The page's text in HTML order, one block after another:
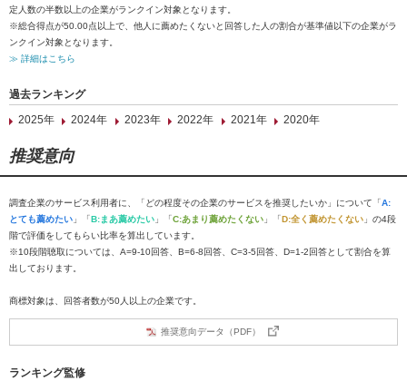
定人数の半数以上の企業がランクイン対象となります。
※総合得点が50.00点以上で、他人に薦めたくないと回答した人の割合が基準値以下の企業がラ
ンクイン対象となります。
≫ 詳細はこちら
過去ランキング
2025年
2024年 2023年 2022年 2021年 2020年
推奨意向
調査企業のサービス利用者に、「どの程度その企業のサービスを推奨したいか」について「A:
とても薦めたい 」「B:まあ薦めたい 」「C:あまり薦めたくない 」「D:全く薦めたくない 」の4段
階で評価をしてもらい比率を算出しています。
※10段階聴取については、A=9-10回答、B=6-8回答、C=3-5回答、D=1-2回答として割合を算
出しております。
商標対象は、回答者数が50人以上の企業です。
推奨意向データ（PDF）
ランキング監修